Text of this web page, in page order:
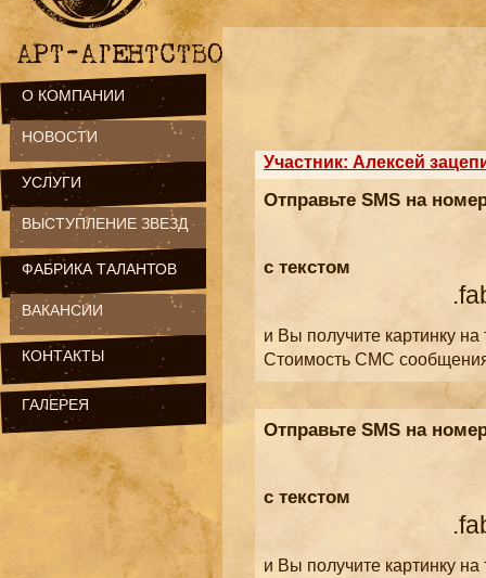
Участник: Алексей
Отправьте SMS на
с текстом
и Вы получите картинку
Стоимость СМС
Отправьте SMS на
с текстом
и Вы получите картинку
О КОМПАНИИ
НОВОСТИ
УСЛУГИ
ВЫСТУПЛЕНИЕ ЗВЕЗД
ФАБРИКА ТАЛАНТОВ
ВАКАНСИИ
КОНТАКТЫ
ГАЛЕРЕЯ